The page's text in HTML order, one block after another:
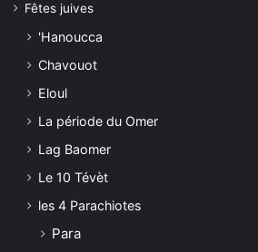
Fêtes juives
'Hanoucca
Chavouot
Eloul
La période du Omer
Lag Baomer
Le 10 Tévèt
les 4 Parachiotes
Para